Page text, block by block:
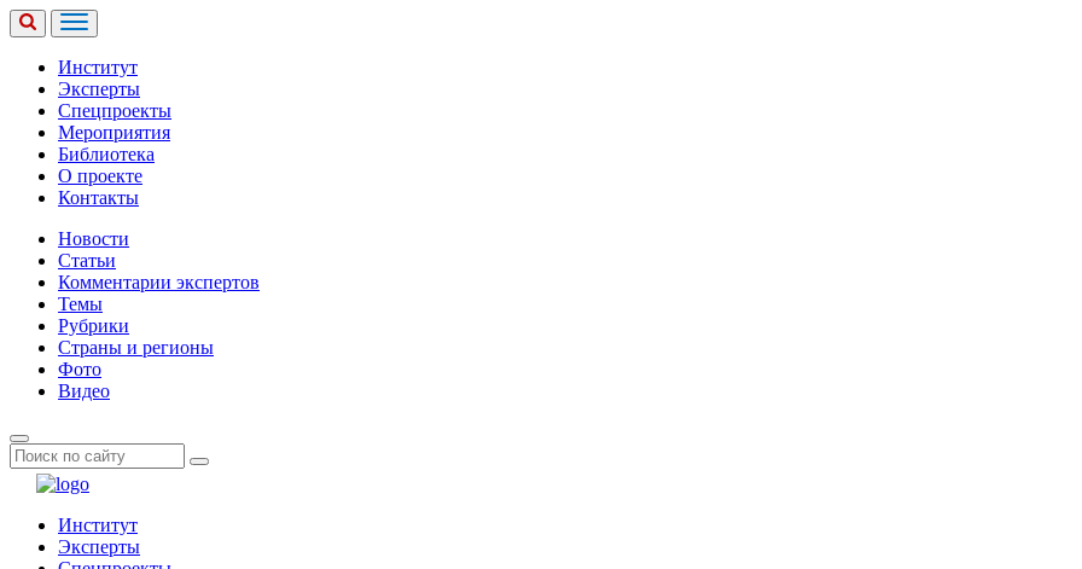
Институт
Эксперты
Спецпроекты
Мероприятия
Библиотека
О проекте
Контакты
Новости
Статьи
Комментарии экспертов
Темы
Рубрики
Страны и регионы
Фото
Видео
Институт
Эксперты